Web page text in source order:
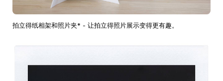
拍立得纸相架和照片夹* - 让拍立得照片展示变得更有趣。